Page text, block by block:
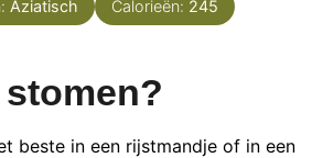
Aziatisch Calorieën: 245
beste in een rijstmandje of in een